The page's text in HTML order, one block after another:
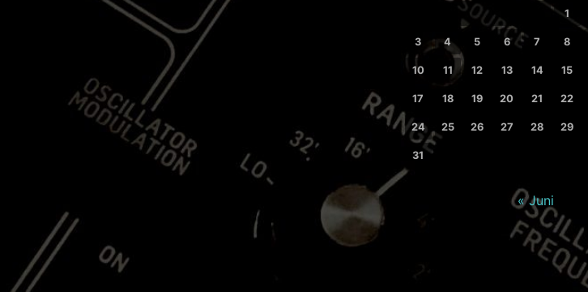
1
3 4 5 6 7 8
10 11 12 13 14 15
17 18 19 20 21 22
24 25 26 27 28 29
31
« Juni